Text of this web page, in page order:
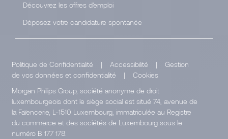
Découvrez les offres d'emploi
Déposez votre candidature spontanée
Politique de Confidentialité | Accessibilité |
Gestion
de vos données et confidentialité
|
Cookies
Morgan Philips Group, société anonyme de droit
luxembourgeois dont le siège social est situé 74, avenue de
la Faïencerie, L-1510 Luxembourg, immatriculée au Registre
du commerce et des sociétés de Luxembourg sous le
numéro B 177 178.